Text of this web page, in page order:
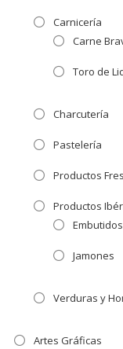
Carnicería
Carne
Toro de
Charcutería
Pastelería
Productos
Productos
Embutidos
Jamones
Verduras y
Artes Gráficas